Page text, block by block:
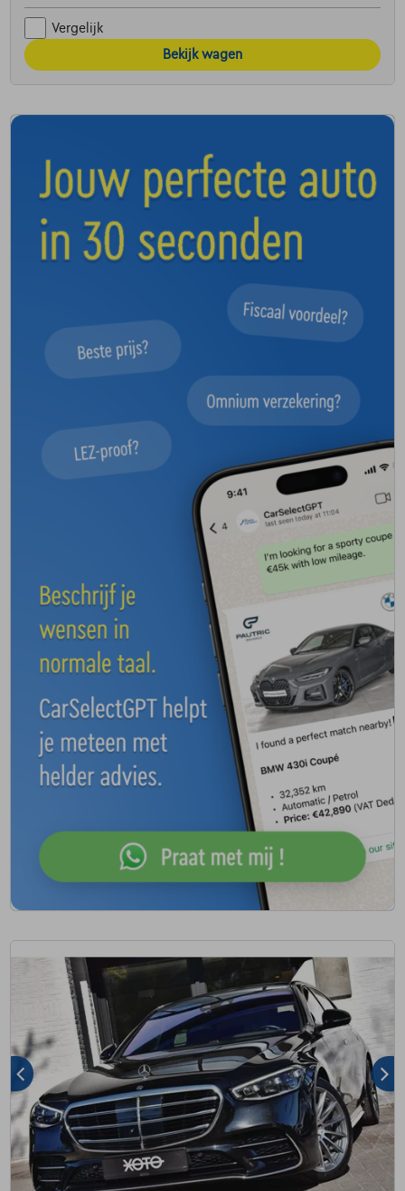
Vergelijk
Bekijk wagen